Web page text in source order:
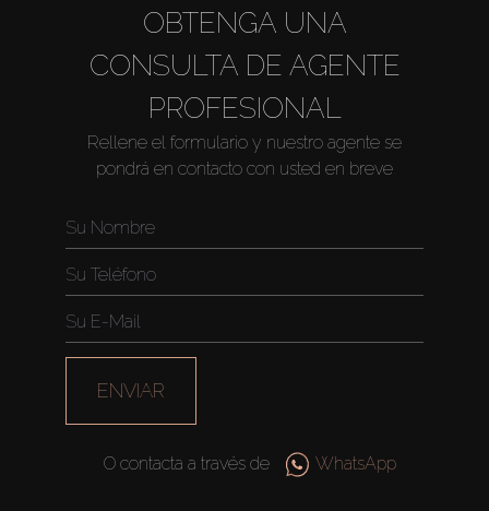
OBTENGA UNA
CONSULTA DE AGENTE
PROFESIONAL
Rellene el formulario y nuestro agente se
pondrá en contacto con usted en breve
ENVIAR
O contacta a través de WhatsApp